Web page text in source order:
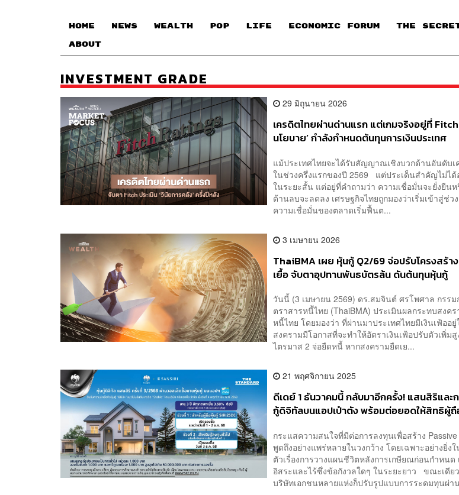
HOME NEWS WEALTH POP LIFE ECONOMIC FORUM THE
ABOUT
INVESTMENT GRADE
29 มิถุนายน 2026
เครดิตไทยผ่านด่านแรก แต่เกมจริงอยู่ที่ Fitch
นโยบาย’ กำลังกำหนดต้นทุนการเงินประเทศ
แม้ประเทศไทยจะได้รับสัญญาณเชิงบวกด้านอันดับเ
ในช่วงครึ่งแรกของปี 2569 แต่ประเด็นสำคัญไม่ได้อ
ในระยะสั้น แต่อยู่ที่คำถามว่า ความเชื่อมั่นจะยั่งยืนห
ด้านลบจะลดลง เศรษฐกิจไทยถูกมองว่าเริ่มเข้าสู่ช่ว
ความเชื่อมั่นของตลาดเริ่มฟื้นต...
3 เมษายน 2026
ThaiBMA เผย หุ้นกู้ Q2/69 จ่อปรับโครงสร้
เยื้อ จับตาอุปทานพันธบัตรล้น ดันต้นทุนหุ้นกู้
วันนี้ (3 เมษายน 2569) ดร.สมจินต์ ศรโพศาล กรร
ตราสารหนี้ไทย (ThaiBMA) ประเมินผลกระทบสงค
หนี้ไทย โดยมองว่า ที่ผ่านมาประเทศไทยมีเงินเฟ้ออ
สงครามมีโอกาสที่จะทำให้อัตราเงินเฟ้อปรับตัวเ
ไตรมาส 2 จ่อยืดหนี้ หากสงครามยืดเย...
21 พฤศจิกายน 2025
ดีเดย์ 1 ธันวาคมนี้ กลับมาอีกครั้ง! แสนสิริและ
กู้ดิจิทัลบนแอปเป๋าตัง พร้อมต่อยอดให้สิทธิผู้ถื
ง่าย
กระแสความสนใจที่มีต่อการลงทุนเพื่อสร้าง
พูดถึงอย่างแพร่หลายในวงกว้าง โดยเฉพาะอย่างยิ่
ตัวเรื่องการวางแผนชีวิตหลังการเกษียณก่อนกำหนด
อิสระและไร้ซึ่งข้อกังวลใดๆ ในระยะยาว ขณะเดีย
บริษัทเอกชนหลายแห่งก็ปรับรูปแบบการระดมทุนผ่า